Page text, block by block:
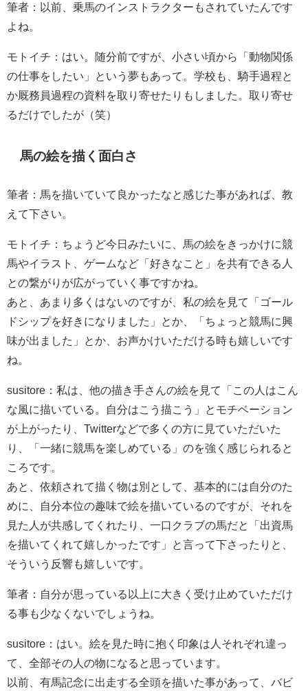
筆者：以前、乗馬のインストラクターもされていたんです
よね。
モトイチ：はい。随分前ですが、小さい頃から「動物関係
の仕事をしたい」という夢もあって。学校も、騎手過程と
か厩務員過程の資料を取り寄せたりもしました。取り寄せ
るだけでしたが（笑）
馬の絵を描く面白さ
筆者：馬を描いていて良かったなと感じた事があれば、教
えて下さい。
モトイチ：ちょうど今日みたいに、馬の絵をきっかけに競
馬やイラスト、ゲームなど「好きなこと」を共有できる人
との繋がりが広がっていく事ですかね。
あと、あまり多くはないのですが、私の絵を見て「ゴール
ドシップを好きになりました」とか、「ちょっと競馬に興
味が出ました」とか、お声かけいただける時も嬉しいです
ね。
susitore：私は、他の描き手さんの絵を見て「この人はこん
な風に描いている。自分はこう描こう」とモチベーション
が上がったり、Twitterなどで多くの方に見ていただいた
り、「一緒に競馬を楽しめている」のを強く感じられると
ころです。
あと、依頼されて描く物は別として、基本的には自分のた
めに、自分本位の趣味で絵を描いているのですが、それを
見た人が共感してくれたり、一口クラブの馬だと「出資馬
を描いてくれて嬉しかったです」と言って下さったりと、
そういう反響も嬉しいです。
筆者：自分が思っている以上に大きく受け止めていただけ
る事も少なくないでしょうね。
susitore：はい。絵を見た時に抱く印象は人それぞれ違っ
て、全部その人の物になると思っています。
以前、有馬記念に出走する全頭を描いた事があって、バビ